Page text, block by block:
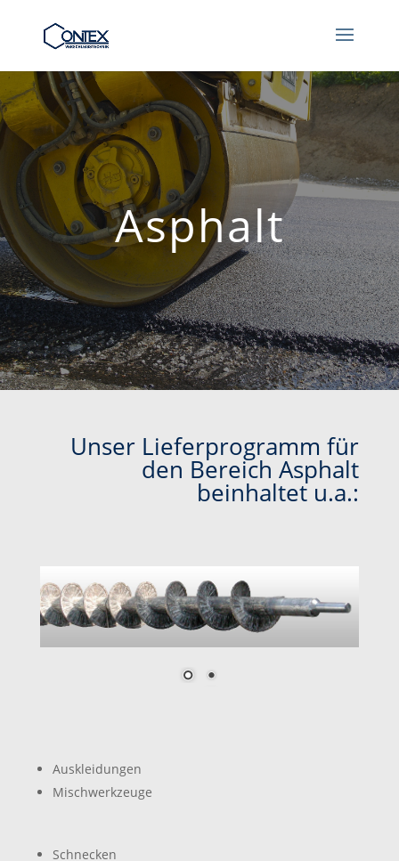
Asphalt
Unser Lieferprogramm für
den Bereich Asphalt
beinhaltet u.a.:
Auskleidungen
Mischwerkzeuge
Schnecken